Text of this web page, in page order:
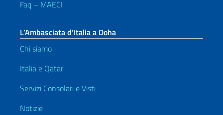
Faq – MAECI
L’Ambasciata d’Italia a Doha
Chi siamo
Italia e Qatar
Servizi Consolari e Visti
Notizie